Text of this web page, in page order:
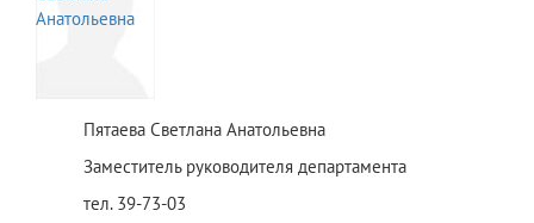
Пятаева Светлана Анатольевна
Заместитель руководителя департамента
тел. 39-73-03